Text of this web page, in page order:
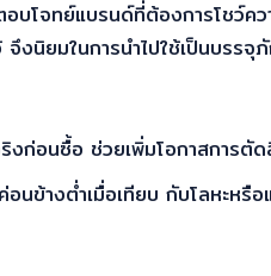
อบโจทย์แบรนด์ที่ต้องการโชว์
จึงนิยมในการนำไปใช้เป็นบ
งก่อนซื้อ ช่วยเพิ่มโอกาสการตั
นข้างต่ำเมื่อเทียบ กับโลหะหรือ